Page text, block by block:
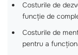
Costurile de
funcție de
Costurile de
pentru a